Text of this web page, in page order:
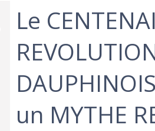
‎Le
un MYTHE